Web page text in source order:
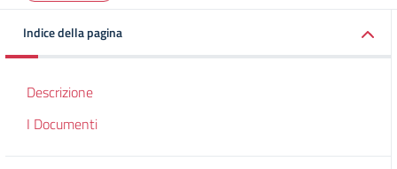
Indice della pagina
Descrizione
I Documenti